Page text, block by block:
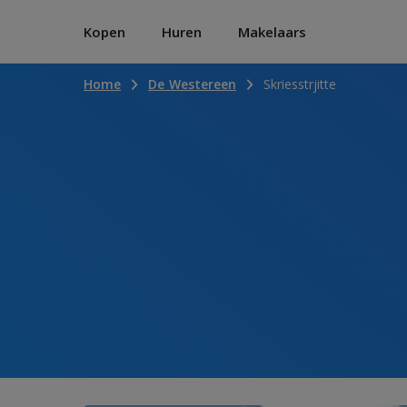
Kopen Huren Makelaars
Home De Westereen Skriesstrjitte